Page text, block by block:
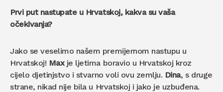
Prvi put nastupate u Hrvatskoj, kakva su vaša
očekivanja?
Jako se veselimo našem premijernom nastupu u
Hrvatskoj! Maxje ljetima boravio u Hrvatskoj kroz
cijelo djetinjstvo i stvarno voli ovu zemlju. Dina, s druge
strane, nikad nije bila u Hrvatskoj i jako je uzbuđena.